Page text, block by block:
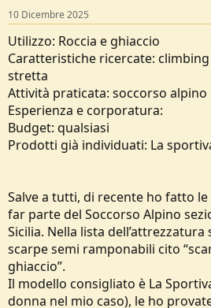
s
c
u
s
s
i
o
n
e
i
o
10 Dicembre 2025
Utilizzo: Roccia e ghiaccio
Caratteristiche ricercate:
stretta
Attività praticata: soccorso alpino
Esperienza e corporatura:
Budget: qualsiasi
Prodotti già individuati: La
Salve a tutti, di recente ho fatto
far parte del Soccorso Alpino
Sicilia. Nella lista
scarpe semi ramponabili cito
ghiaccio”.
Il modello consigliato è La
donna nel mio caso), le ho